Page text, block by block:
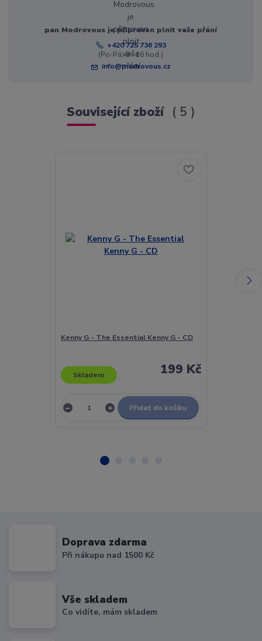
pan Modrovous je připraven plnit vaše přání
+420 725 736 293
(Po-Pá, 8 - 16 hod.)
info@modrovous.cz
Související zboží 5
Kenny G - The Essential Kenny G - CD
199 Kč
Skladem
Přidat do košíku
Doprava zdarma
Při nákupu nad 1500 Kč
Vše skladem
Co vidíte, mám skladem